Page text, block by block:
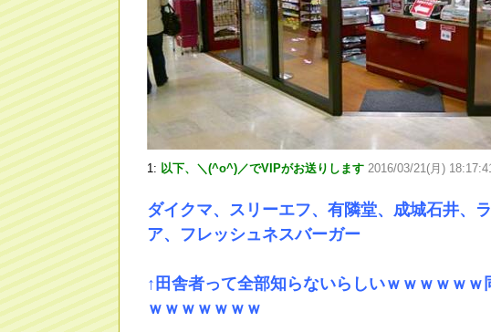
1: 以下、＼(^o^)／でVIPがお送りします 2016/03/21(月)
ダイクマ、スリーエフ、有隣堂、成城石井、
ア、フレッシュネスバーガー
↑田舎者って全部知らないらしいｗｗｗｗｗ
ｗｗｗｗｗｗｗ